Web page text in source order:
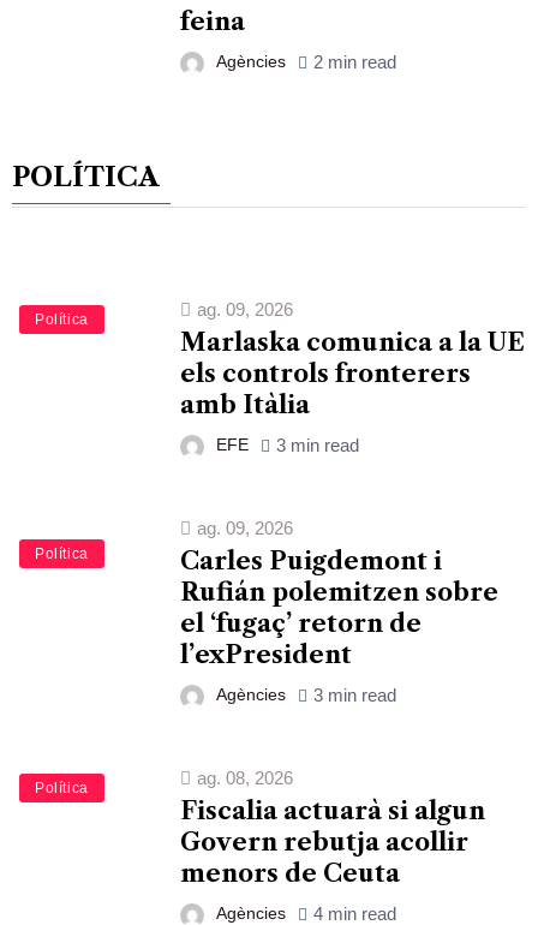
feina
Agències 2 min read
POLÍTICA
Política
ag. 09, 2026
Marlaska comunica a la UE
els controls fronterers
amb Itàlia
EFE 3 min read
Política
ag. 09, 2026
Carles Puigdemont i
Rufián polemitzen sobre
el ‘fugaç’ retorn de
l’exPresident
Agències 3 min read
Política
ag. 08, 2026
Fiscalia actuarà si algun
Govern rebutja acollir
menors de Ceuta
Agències 4 min read